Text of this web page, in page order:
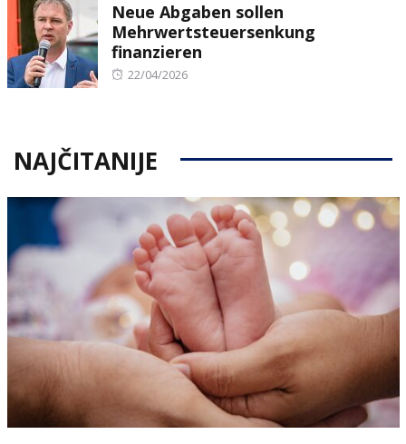
Neue Abgaben sollen
Mehrwertsteuersenkung
finanzieren
Posted
22/04/2026
NAJČITANIJE